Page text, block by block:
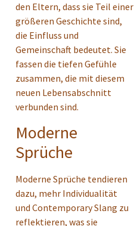
den Eltern, dass sie Teil einer
größeren Geschichte sind,
die Einfluss und
Gemeinschaft bedeutet. Sie
fassen die tiefen Gefühle
zusammen, die mit diesem
neuen Lebensabschnitt
verbunden sind.
Moderne
Sprüche
Moderne Sprüche tendieren
dazu, mehr Individualität
und Contemporary Slang zu
reflektieren, was sie